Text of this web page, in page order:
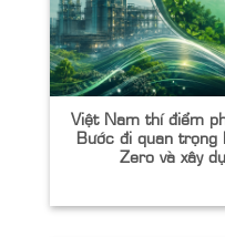
Việt Nam thí điểm
Bước đi quan
Zero và xây